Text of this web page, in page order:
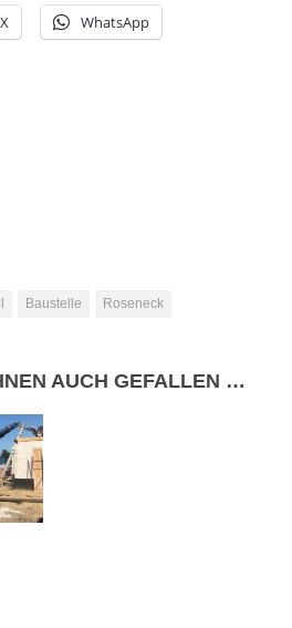
X WhatsApp
Baustelle Roseneck
AUCH GEFALLEN …